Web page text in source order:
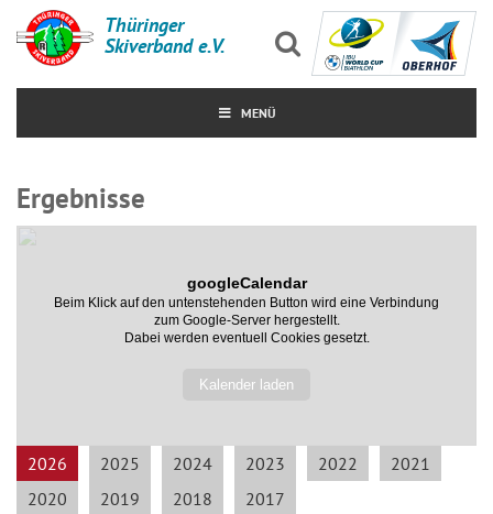
Thüringer
Skiverband e.V.
MENÜ
Ergebnisse
googleCalendar
Beim Klick auf den untenstehenden Button wird eine Verbindung
zum Google-Server hergestellt.
Dabei werden eventuell Cookies gesetzt.
Kalender laden
2026 2025 2024 2023 2022
2021
2020
2019 2018 2017